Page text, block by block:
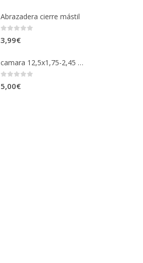
Abrazadera cierre mástil
3,99€
camara 12,5x1,75-2,45 vm
5,00€